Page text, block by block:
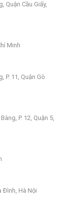
Quận Cầu Giấy,
Minh
P. 11, Quận Gò
P. 12, Quận 5,
Đình, Hà Nội